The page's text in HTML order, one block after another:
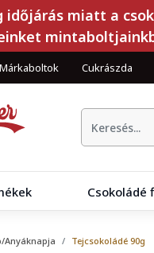
időjárás miatt a
Márkaboltok Cukrászda
Csokoládé
Anyáknapja Tejcsokoládé 90g